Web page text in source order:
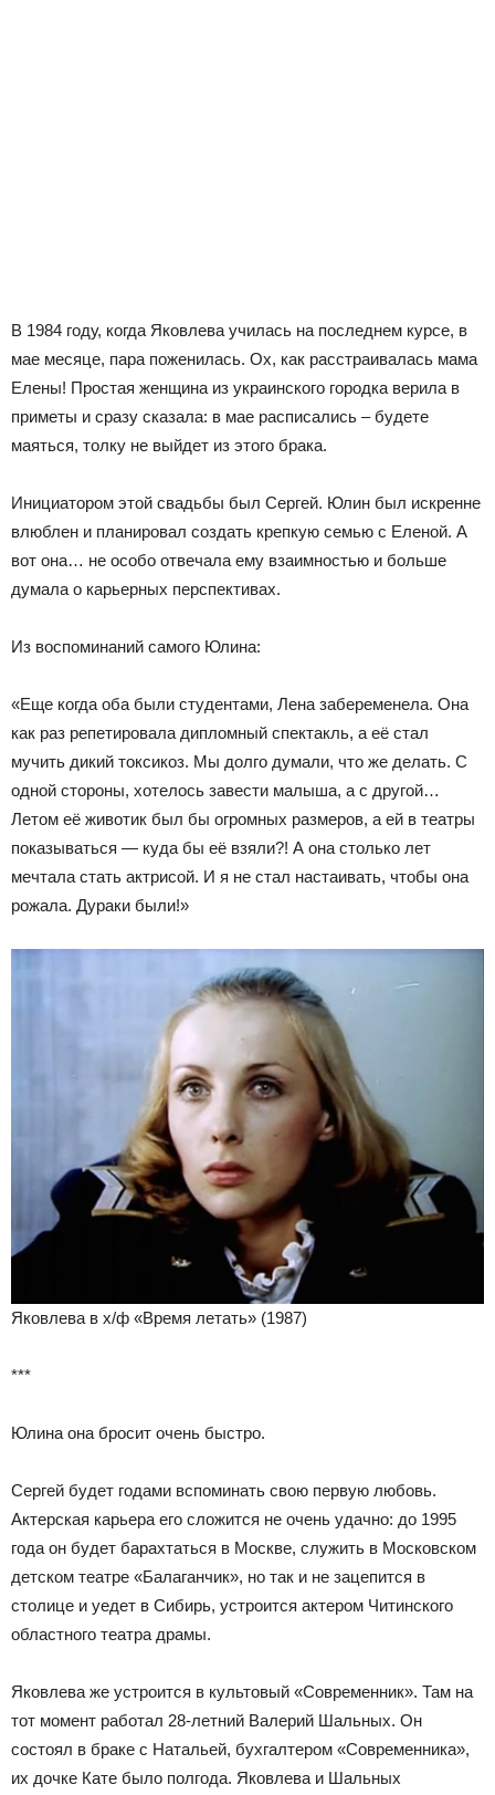
В 1984 году, когда Яковлева училась на последнем курсе, в
мае месяце, пара поженилась. Ох, как расстраивалась мама
Елены! Простая женщина из украинского городка верила в
приметы и сразу сказала: в мае расписались – будете
маяться, толку не выйдет из этого брака.
Инициатором этой свадьбы был Сергей. Юлин был искренне
влюблен и планировал создать крепкую семью с Еленой. А
вот она… не особо отвечала ему взаимностью и больше
думала о карьерных перспективах.
Из воспоминаний самого Юлина:
«Еще когда оба были студентами, Лена забеременела. Она
как раз репетировала дипломный спектакль, а её стал
мучить дикий токсикоз. Мы долго думали, что же делать. С
одной стороны, хотелось завести малыша, а с другой…
Летом её животик был бы огромных размеров, а ей в театры
показываться — куда бы её взяли?! А она столько лет
мечтала стать актрисой. И я не стал настаивать, чтобы она
рожала. Дураки были!»
Яковлева в х/ф «Время летать» (1987)
***
Юлина она бросит очень быстро.
Сергей будет годами вспоминать свою первую любовь.
Актерская карьера его сложится не очень удачно: до 1995
года он будет барахтаться в Москве, служить в Московском
детском театре «Балаганчик», но так и не зацепится в
столице и уедет в Сибирь, устроится актером Читинского
областного театра драмы.
Яковлева же устроится в культовый «Современник». Там на
тот момент работал 28-летний Валерий Шальных. Он
состоял в браке с Натальей, бухгалтером «Современника»,
их дочке Кате было полгода. Яковлева и Шальных